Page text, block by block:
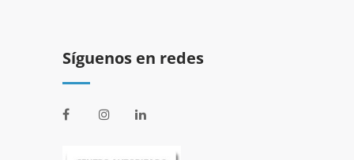
Síguenos en redes